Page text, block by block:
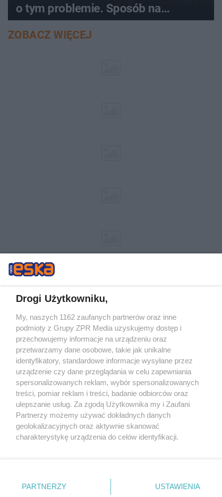
o tym problemie. Sposób na
pociemniałą biżuterię
ZOBACZ WIĘCEJ
Żaden utwór zamieszczony w serwisie nie może być powielany i
rozpowszechniany lub dalej rozpowszechniany w jakikolwiek sposób (w
tym także elektroniczny lub mechaniczny) na jakimkolwiek polu
eksploatacji w jakiejkolwiek formie, włącznie z umieszczaniem w
Internecie bez pisemnej zgody właściciela praw. Jakiekolwiek użycie lub
wykorzystanie utworów w całości lub w części z naruszeniem prawa,
tzn. bez właściwej zgody, jest zabronione pod groźbą kary i może być
ścigane prawnie.
Drogi Użytkowniku,
My, naszych 1162 zaufanych partnerów oraz inne
podmioty z Grupy ZPR Media uzyskujemy dostęp i
przechowujemy informacje na urządzeniu oraz
przetwarzamy dane osobowe, takie jak unikalne
identyfikatory, standardowe informacje wysyłane przez
urządzenie czy dane przeglądania w celu zapewniania
spersonalizowanych reklam, wybór spersonalizowanych
treści, pomiar reklam i treści, badanie odbiorców oraz
ulepszanie usług. Za zgodą Użytkownika my i Zaufani
Partnerzy możemy używać dokładnych danych
geolokalizacyjnych oraz aktywnie skanować
charakterystykę urządzenia do celów identyfikacji.
zmienić/wycofać klikając przycisk ustawień prywatności
znajdujący się w lewym dolnym rogu strony
PARTNERZY USTAWIENIA